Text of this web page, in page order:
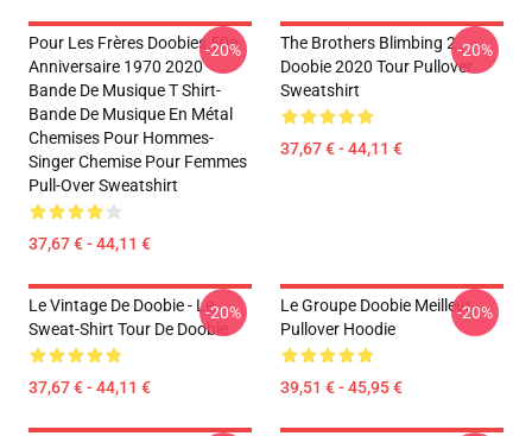
Pour Les Frères Doobies 50e
Anniversaire 1970 2020
Bande De Musique T Shirt-
Bande De Musique En Métal
Chemises Pour Hommes-
Singer Chemise Pour Femmes
Pull-Over Sweatshirt
37,67 € - 44,11 €
-20%
The Brothers Blimbing 2
Doobie 2020 Tour Pullover
Sweatshirt
37,67 € - 44,11 €
-20%
Le Vintage De Doobie - Le
Sweat-Shirt Tour De Doobie
37,67 € - 44,11 €
-20%
Le Groupe Doobie Meilleur
Pullover Hoodie
39,51 € - 45,95 €
-20%